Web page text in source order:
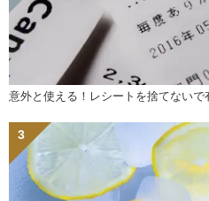
意外と使える！レシートを捨てないで